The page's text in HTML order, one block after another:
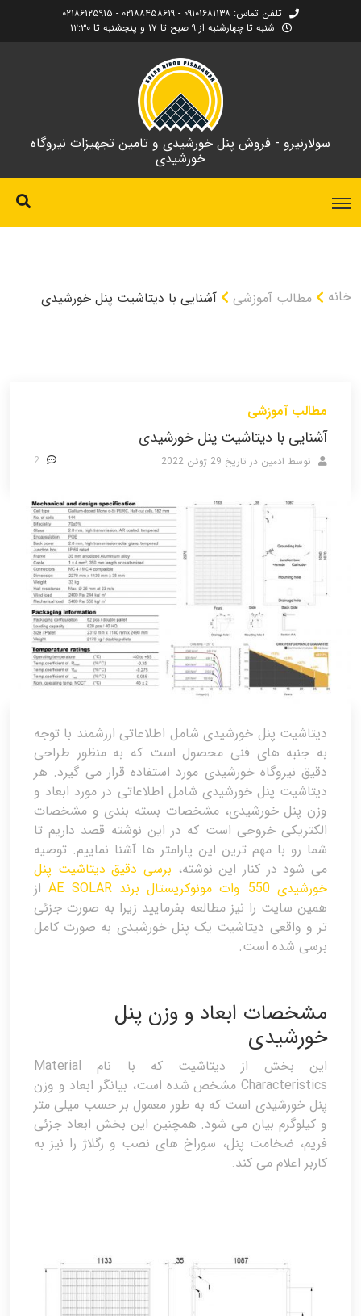
تلفن تماس: ۰۹۱۰۱۶۸۱۱۳۸ - ۰۲۱۸۸۴۵۸۶۱۹ - ۰۲۱۸۶۱۲۵۹۱۵
شنبه تا چهارشنبه از ۹ صبح تا ۱۷ و پنجشنبه تا ۱۲:۳۰
سولارنیرو - فروش پنل خورشیدی و تامین تجهیزات نیروگاه
خورشیدی
خانه مطالب آموزشی آشنایی با دیتاشیت پنل خورشیدی
مطالب آموزشی
آشنایی با دیتاشیت پنل خورشیدی
توسط ادمین در تاریخ 29 ژوئن 2022 2
دیتاشیت پنل خورشیدی شامل اطلاعاتی ارزشمند با توجه
به جنبه های فنی محصول است که به منظور طراحی
دقیق نیروگاه خورشیدی مورد استفاده قرار می گیرد. هر
دیتاشیت پنل خورشیدی شامل اطلاعاتی در مورد ابعاد و
وزن پنل خورشیدی، مشخصات بسته بندی و مشخصات
الکتریکی خروجی است که در این نوشته قصد داریم تا
شما رو با مهم ترین این پارامتر ها آشنا نماییم. توصیه
می شود در کنار این نوشته، برسی دقیق دیتاشیت پنل
خورشیدی 550 وات مونوکریستال برند AE SOLAR
از
همین سایت را نیز مطالعه بفرمایید زیرا به صورت جزئی
تر و واقعی دیتاشیت یک پنل خورشیدی به صورت کامل
برسی شده است.
مشخصات ابعاد و وزن پنل
خورشیدی
این بخش از دیتاشیت که با نام Material
Characteristics مشخص شده است، بیانگر ابعاد و وزن
پنل خورشیدی است که به طور معمول بر حسب میلی متر
و کیلوگرم بیان می شود. همچنین این بخش ابعاد جزئی
فریم، ضخامت پنل، سوراخ های نصب و رگلاژ را نیز به
کاربر اعلام می کند.